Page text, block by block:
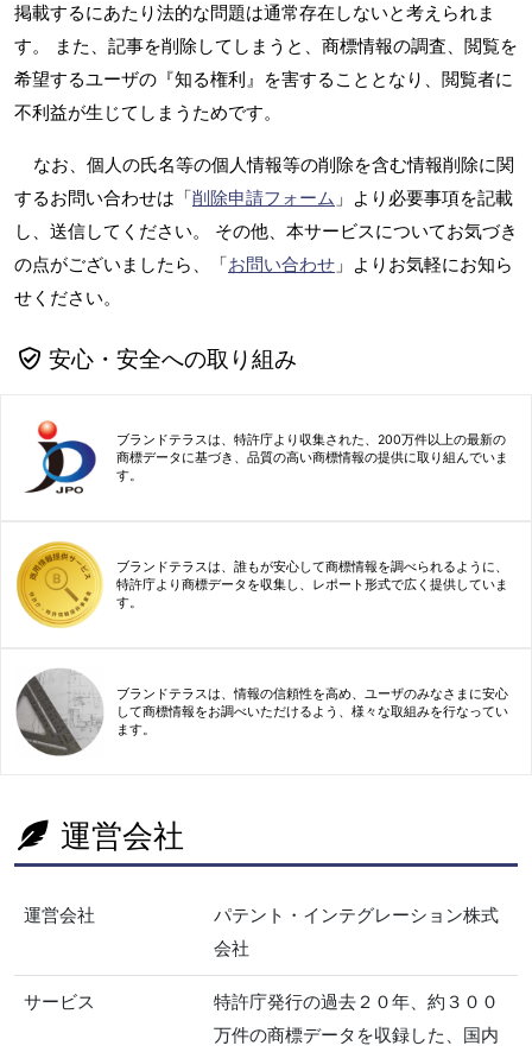
掲載するにあたり法的な問題は通常存在しないと考えられま
す。 また、記事を削除してしまうと、商標情報の調査、閲覧を
希望するユーザの『知る権利』を害することとなり、閲覧者に
不利益が生じてしまうためです。
なお、個人の氏名等の個人情報等の削除を含む情報削除に関
するお問い合わせは「削除申請フォーム 」より必要事項を記載
し、送信してください。 その他、本サービスについてお気づき
の点がございましたら、「お問い合わせ 」よりお気軽にお知ら
せください。
安心・安全への取り組み
ブランドテラスは、特許庁より収集された、200万件以上の最新の
商標データに基づき、品質の高い商標情報の提供に取り組んでいま
す。
ブランドテラスは、誰もが安心して商標情報を調べられるように、
特許庁より商標データを収集し、レポート形式で広く提供していま
す。
ブランドテラスは、情報の信頼性を高め、ユーザのみなさまに安心
して商標情報をお調べいただけるよう、様々な取組みを行なってい
ます。
運営会社
運営会社
パテント・インテグレーション株式
会社
サービス
特許庁発行の過去２０年、約３００
万件の商標データを収録した、国内